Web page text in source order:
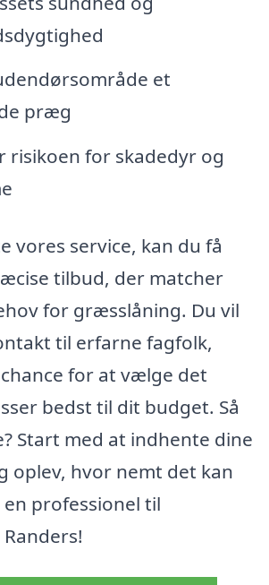
et
præg
risikoen for skadedyr og
vores service, kan du få
tilbud, der matcher
for græsslåning. Du vil
til erfarne fagfolk,
for at vælge det
bedst til dit budget. Så
Start med at indhente dine
oplev, hvor nemt det kan
professionel til